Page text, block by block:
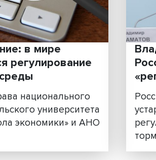
в мире
регулирование
среды